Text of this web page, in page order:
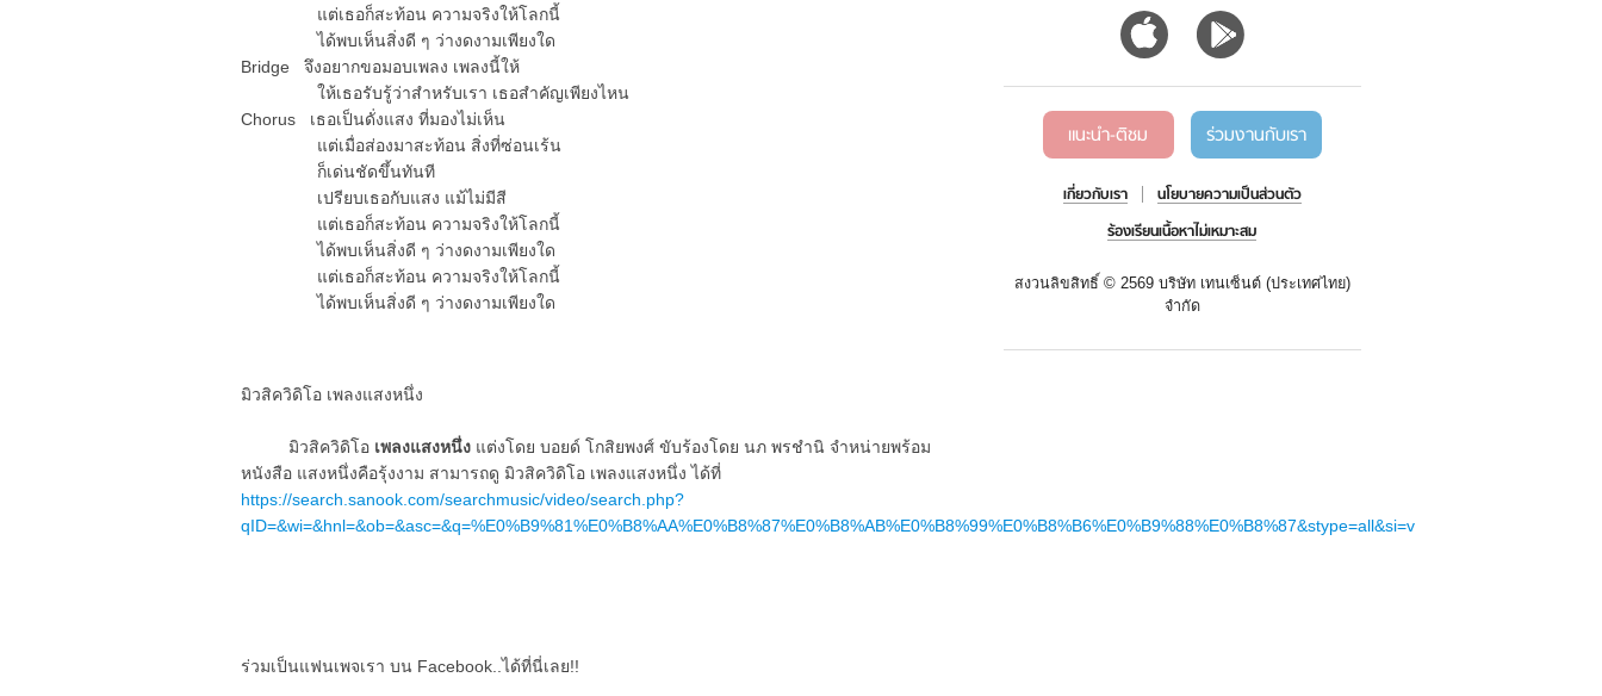
แต่เธอก็สะท้อน ความจริงให้โลกนี้
ได้พบเห็นสิ่งดี ๆ ว่างดงามเพียงใด
Bridge จึงอยากขอมอบเพลง เพลงนี้ให้
ให้เธอรับรู้ว่าสำหรับเรา เธอสำคัญเพียงไหน
Chorus เธอเป็นดั่งแสง ที่มองไม่เห็น
แต่เมื่อส่องมาสะท้อน สิ่งที่ซ่อนเร้น
ก็เด่นชัดขึ้นทันที
เปรียบเธอกับแสง แม้ไม่มีสี
แต่เธอก็สะท้อน ความจริงให้โลกนี้
ได้พบเห็นสิ่งดี ๆ ว่างดงามเพียงใด
แต่เธอก็สะท้อน ความจริงให้โลกนี้
ได้พบเห็นสิ่งดี ๆ ว่างดงามเพียงใด
มิวสิควิดิโอ เพลงแสงหนึ่ง
มิวสิควิดิโอ เพลงแสงหนึ่ง แต่งโดย บอยด์ โกสิยพงศ์ ขับร้องโดย นภ พรชำนิ จำหน่ายพร้อม
หนังสือ แสงหนึ่งคือรุ้งงาม สามารถดู มิวสิควิดิโอ เพลงแสงหนึ่ง ได้ที่
https://search.sanook.com/searchmusic/video/search.php?
qID=&wi=&hnl=&ob=&asc=&q=%E0%B9%81%E0%B8%AA%E0%B8%87%E0%B8%AB%E0%B8%99%E0%B8%B6%E0%B9%88%E0%B8%87&stype=all&si=v
ร่วมเป็นแฟนเพจเรา บน Facebook..ได้ที่นี่เลย!!
แนะนำ-ติชม ร่วมงานกับเรา
เกี่ยวกับเรา
นโยบายความเป็นส่วนตัว
ร้องเรียนเนื้อหาไม่เหมาะสม
สงวนลิขสิทธิ์ © 2569 บริษัท เทนเซ็นต์ (ประเทศไทย)
จำกัด